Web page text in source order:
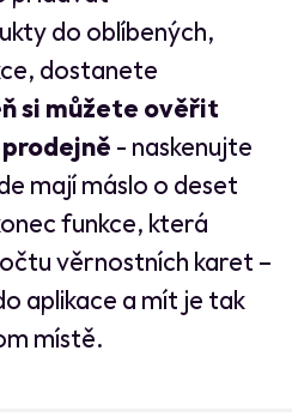
do oblíbených,
dostanete
si můžete ověřit
- naskenujte
mají máslo o deset
funkce, která
věrnostních karet –
aplikace a mít je tak
místě.